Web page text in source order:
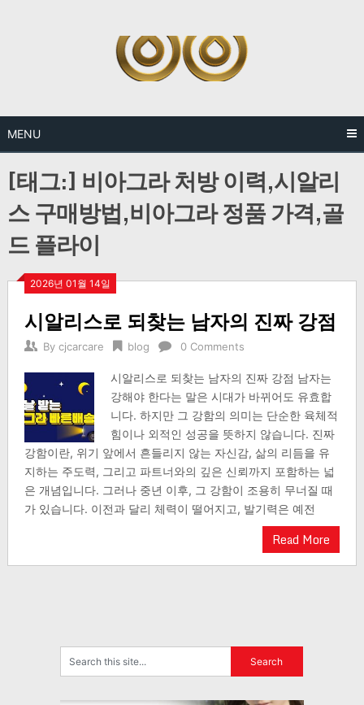
MENU
[태그:] 비아그라 처방 이력,시알리
스 구매방법,비아그라 정품 가격,골
드 플라이
2026년 01월 14일
시알리스로 되찾는 남자의 진짜 강점
By cjcarcare blog 0 Comments
시알리스로 되찾는 남자의 진짜 강점 남자는
강해야 한다는 말은 시대가 바뀌어도 유효합
니다. 하지만 그 강함의 의미는 단순한 육체적
힘이나 외적인 성공을 뜻하지 않습니다. 진짜
강함이란, 위기 앞에서 흔들리지 않는 자신감, 삶의 리듬을 유
지하는 주도력, 그리고 파트너와의 깊은 신뢰까지 포함하는 넓
은 개념입니다. 그러나 중년 이후, 그 강함이 조용히 무너질 때
가 있습니다. 이전과 달리 체력이 떨어지고, 발기력은 예전
Read More